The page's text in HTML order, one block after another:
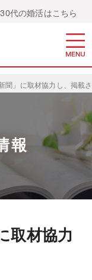
代の婚活はこちら
聞」に取材協力し、掲載
報
取材協力